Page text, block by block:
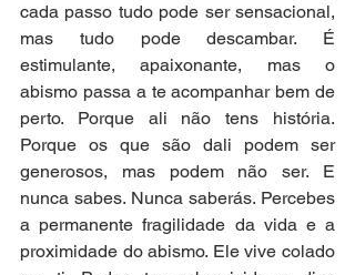
cada passo tudo pode ser sensacional,
mas tudo pode descambar. É
estimulante, apaixonante, mas o
abismo passa a te acompanhar bem de
perto. Porque ali não tens história.
Porque os que são dali podem ser
generosos, mas podem não ser. E
nunca sabes. Nunca saberás. Percebes
a permanente fragilidade da vida e a
proximidade do abismo. Ele vive colado